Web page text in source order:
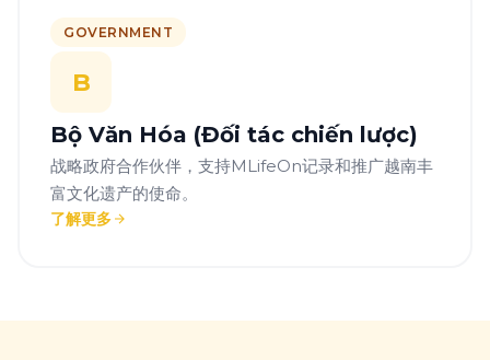
GOVERNMENT
B
Bộ Văn Hóa (Đối tác chiến lược)
战略政府合作伙伴，支持MLifeOn记录和推广越南丰
富文化遗产的使命。
了解更多